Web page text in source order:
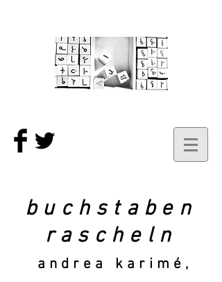
buchstaben
rascheln
andrea karimé,